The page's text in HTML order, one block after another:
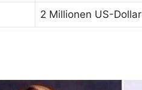
2 Millionen US-Dollar